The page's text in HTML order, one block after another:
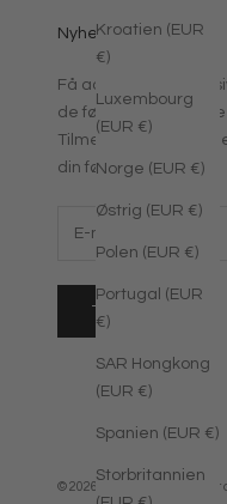
Kroatien (EUR
€)
Luxembourg
(EUR €)
Norge (EUR €)
Østrig (EUR €)
Polen (EUR €)
Portugal (EUR
€)
SAR Hongkong
(EUR €)
Spanien (EUR €)
Storbritannien
Nyhedsbrev
Få adgang til
de første til at
Tilmeld dig vores
din første ordre.
TILMELD
© 2026 - Jane Kønig Drevet